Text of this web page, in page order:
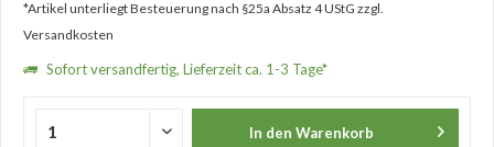
*Artikel unterliegt Besteuerung nach §25a Absatz 4 UStG zzgl.
Versandkosten
Sofort versandfertig, Lieferzeit ca. 1-3 Tage*
In den Warenkorb